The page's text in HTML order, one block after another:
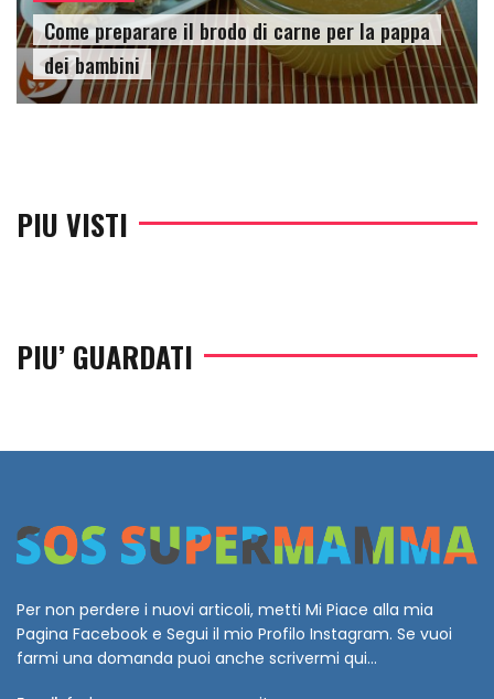
Come preparare il brodo di carne per la pappa
dei bambini
PIU VISTI
PIU’ GUARDATI
Per non perdere i nuovi articoli, metti Mi Piace alla mia
Pagina Facebook e Segui il mio Profilo Instagram. Se vuoi
farmi una domanda puoi anche scrivermi qui...